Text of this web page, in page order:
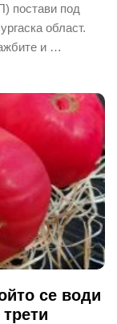
постави под
област.
и …
се води